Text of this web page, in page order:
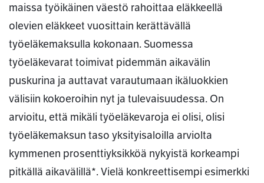
maissa työikäinen väestö rahoittaa eläkkeellä
olevien eläkkeet vuosittain kerättävällä
työeläkemaksulla kokonaan. Suomessa
työeläkevarat toimivat pidemmän aikavälin
puskurina ja auttavat varautumaan ikäluokkien
välisiin kokoeroihin nyt ja tulevaisuudessa. On
arvioitu, että mikäli työeläkevaroja ei olisi, olisi
työeläkemaksun taso yksityisaloilla arviolta
kymmenen prosenttiyksikköä nykyistä korkeampi
pitkällä aikavälillä*. Vielä konkreettisempi esimerkki